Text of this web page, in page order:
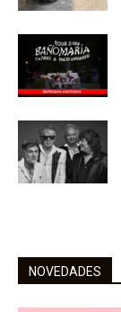
NOVEDADES